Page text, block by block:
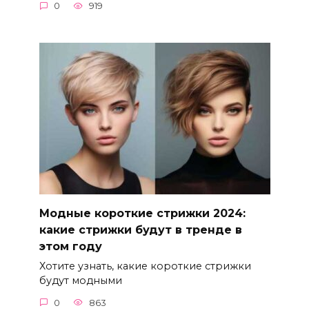
0 919
Модные короткие стрижки 2024:
какие стрижки будут в тренде в
этом году
Хотите узнать, какие короткие стрижки
будут модными
0 863